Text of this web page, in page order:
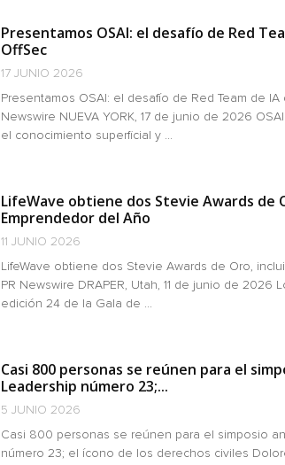
Presentamos OSAI: el desafío de Red
OffSec
17 JUNIO 2026
Presentamos OSAI: el desafío de Red Team de
Newswire NUEVA YORK, 17 de junio de 2026
el conocimiento superficial y ...
LifeWave obtiene dos Stevie Awards de
Emprendedor del Año
11 JUNIO 2026
LifeWave obtiene dos Stevie Awards de Oro,
PR Newswire DRAPER, Utah, 11 de junio de
edición 24 de la Gala de ...
Casi 800 personas se reúnen para el
Leadership número 23;...
5 JUNIO 2026
Casi 800 personas se reúnen para el simposio
número 23; el ícono de los derechos civiles